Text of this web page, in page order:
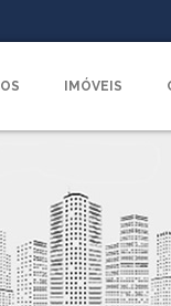
IMÓVEIS